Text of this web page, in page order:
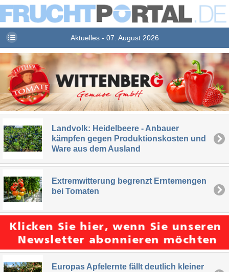
Aktuelles - 07. August 2026
Landvolk: Heidelbeere - Anbauer
kämpfen gegen Produktionskosten und
Ware aus dem Ausland
Extremwitterung begrenzt Erntemengen
bei Tomaten
Europas Apfelernte fällt deutlich kleiner